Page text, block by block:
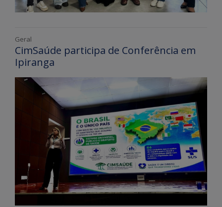
Geral
CimSaúde participa de Conferência em
Ipiranga